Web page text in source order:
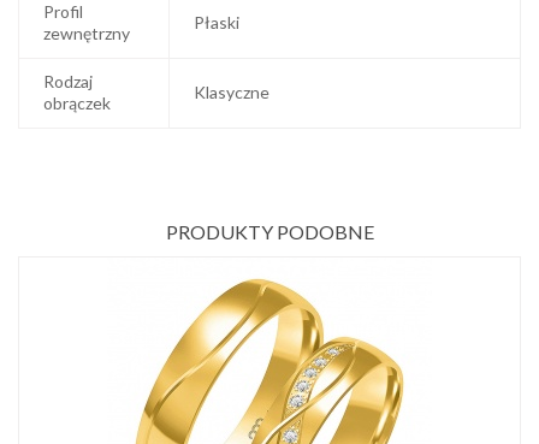
Profil
zewnętrzny
Płaski
Rodzaj
obrączek
Klasyczne
PRODUKTY PODOBNE